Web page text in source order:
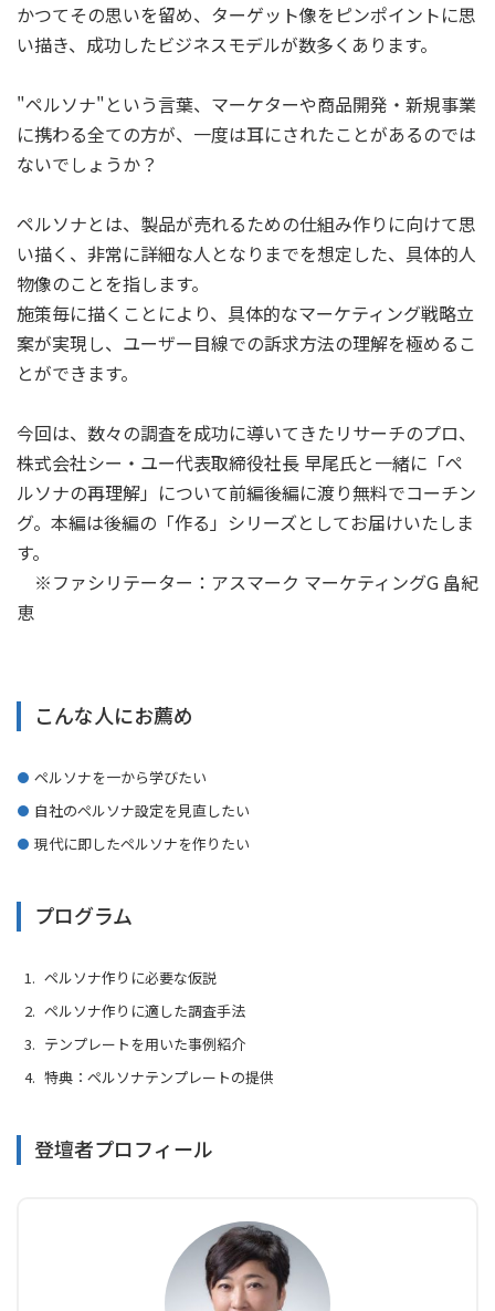
かつてその思いを留め、ターゲット像をピンポイントに思
い描き、成功したビジネスモデルが数多くあります。
"ペルソナ"という言葉、マーケターや商品開発・新規事業
に携わる全ての方が、一度は耳にされたことがあるのでは
ないでしょうか？
ペルソナとは、製品が売れるための仕組み作りに向けて思
い描く、非常に詳細な人となりまでを想定した、具体的人
物像のことを指します。
施策毎に描くことにより、具体的なマーケティング戦略立
案が実現し、ユーザー目線での訴求方法の理解を極めるこ
とができます。
今回は、数々の調査を成功に導いてきたリサーチのプロ、
株式会社シー・ユー代表取締役社長 早尾氏と一緒に「ペ
ルソナの再理解」について前編後編に渡り無料でコーチン
グ。本編は後編の「作る」シリーズとしてお届けいたしま
す。
※ファシリテーター：アスマーク マーケティングG 畠紀
恵
こんな人にお薦め
ペルソナを一から学びたい
自社のペルソナ設定を見直したい
現代に即したペルソナを作りたい
プログラム
ペルソナ作りに必要な仮説
ペルソナ作りに適した調査手法
テンプレートを用いた事例紹介
特典：ペルソナテンプレートの提供
登壇者プロフィール